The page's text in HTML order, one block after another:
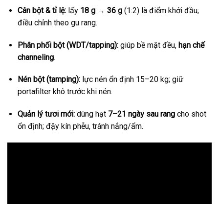
Cân bột & tỉ lệ:lấy 18 g → 36 g(1:2) là điểm khởi đầu;
điều chỉnh theo gu rang.
Phân phối bột (WDT/tapping):giúp bề mặt đều, hạn chế
channeling.
Nén bột (tamping):lực nén ổn định 15–20 kg; giữ
portafilter khô trước khi nén.
Quản lý tươi mới:dùng hạt 7–21 ngày sau rangcho shot
ổn định; đậy kín phễu, tránh nắng/ẩm.